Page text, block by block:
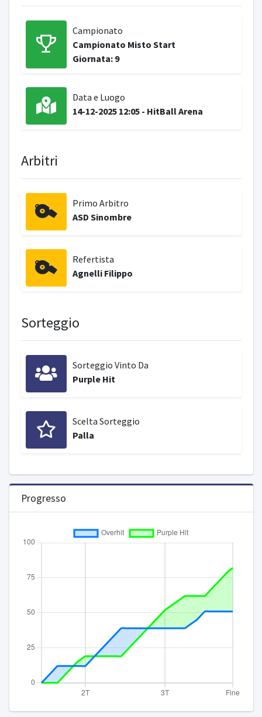
Campionato
Campionato Misto Start
Giornata: 9
Data e Luogo
14-12-2025 12:05 - HitBall Arena
Arbitri
Primo Arbitro
ASD Sinombre
Refertista
Agnelli Filippo
Sorteggio
Sorteggio Vinto Da
Purple Hit
Scelta Sorteggio
Palla
Progresso